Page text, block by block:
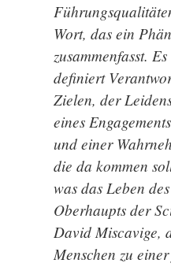
Wort, das ein
zusammenfasst.
definiert
Zielen, der
eines
und einer
die da kommen
was das Leben
Oberhaupts der
David Miscavige,
Menschen zu